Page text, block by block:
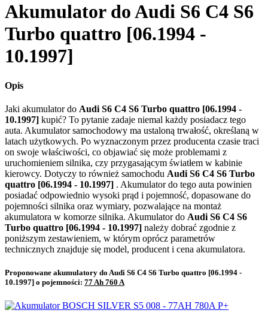
Akumulator doAudi S6 C4 S6
Turbo quattro [06.1994 -
10.1997]
Opis
Jaki akumulator do Audi S6 C4 S6 Turbo quattro [06.1994 -
10.1997] kupić? To pytanie zadaje niemal każdy posiadacz tego
auta. Akumulator samochodowy ma ustaloną trwałość, określaną w
latach użytkowych. Po wyznaczonym przez producenta czasie traci
on swoje właściwości, co objawiać się może problemami z
uruchomieniem silnika, czy przygasającym światłem w kabinie
kierowcy. Dotyczy to również samochodu Audi S6 C4 S6 Turbo
quattro [06.1994 - 10.1997] . Akumulator do tego auta powinien
posiadać odpowiednio wysoki prąd i pojemność, dopasowane do
pojemności silnika oraz wymiary, pozwalające na montaż
akumulatora w komorze silnika. Akumulator do Audi S6 C4 S6
Turbo quattro [06.1994 - 10.1997] należy dobrać zgodnie z
poniższym zestawieniem, w którym oprócz parametrów
technicznych znajduje się model, producent i cena akumulatora.
Proponowane akumulatory do Audi S6 C4 S6 Turbo quattro [06.1994 -
10.1997] o pojemności: 77 Ah 760 A